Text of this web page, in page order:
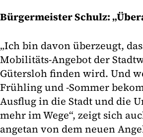
Bürgermeister Schulz:
„Ich bin davon überzeugt,
Mobilitäts-Angebot der
Gütersloh finden wird. Und
Frühling und -Sommer
Ausflug in die Stadt und die
mehr im Wege“, zeigt sich
angetan von dem neuen